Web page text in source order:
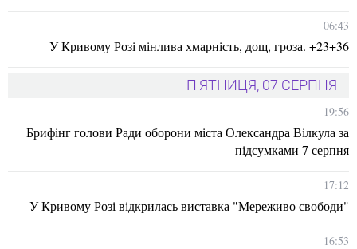
06:43
У Кривому Розі мінлива хмарність, дощ, гроза. +23+36
П'ЯТНИЦЯ, 07 СЕРПНЯ
19:56
Брифінг голови Ради оборони міста Олександра Вілкула за
підсумками 7 серпня
17:12
У Кривому Розі відкрилась виставка "Мереживо свободи"
16:53